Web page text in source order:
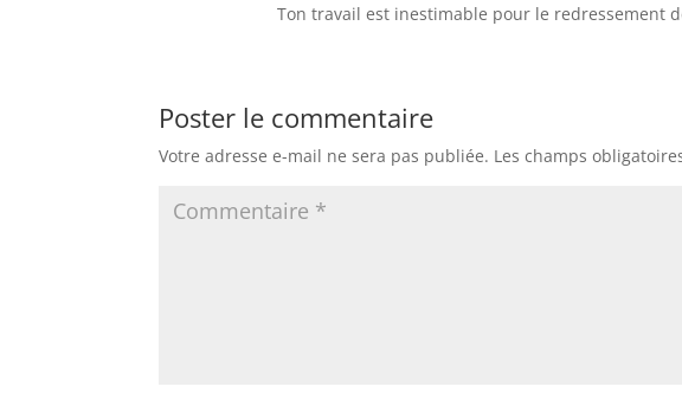
Ton travail est inestimable pour le redressement
Poster le commentaire
Votre adresse e-mail ne sera pas publiée. Les champs